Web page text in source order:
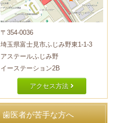
〒354-0036
埼玉県富士見市ふじみ野東1-1-3
アステールふじみ野
イーステーション2B
アクセス方法
歯医者が苦手な方へ